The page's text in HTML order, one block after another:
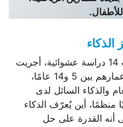
للأطفال.
الذكاء
أظهرت مراجعة تلويّة حديثة شملت 14 دراسة عشوائية، أجريت
على 3203 طفلًا ومراهقًا تتراوح أعمارهم بين 5 و14 عامًا،
والذكاء السائل لدى
منظمًا، أين يُعرّف الذكاء
أنه القدرة على حل